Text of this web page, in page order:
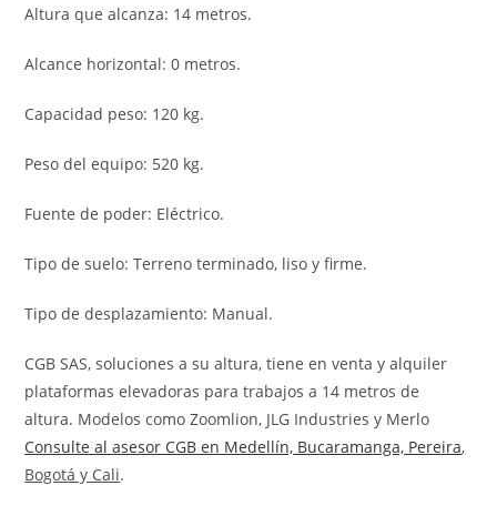
Altura que alcanza: 14 metros.
Alcance horizontal: 0 metros.
Capacidad peso: 120 kg.
Peso del equipo: 520 kg.
Fuente de poder: Eléctrico.
Tipo de suelo: Terreno terminado, liso y firme.
Tipo de desplazamiento: Manual.
CGB SAS, soluciones a su altura, tiene en venta y alquiler
plataformas elevadoras para trabajos a 14 metros de
altura. Modelos como Zoomlion, JLG Industries y Merlo
Consulte al asesor CGB en Medellín, Bucaramanga, Pereira,
Bogotá y Cali.